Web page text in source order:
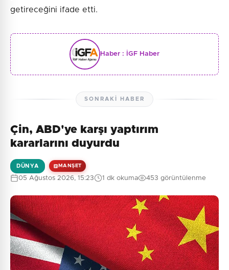
getireceğini ifade etti.
Haber : İGF Haber
SONRAKI HABER
Çin, ABD'ye karşı yaptırım
kararlarını duyurdu
DÜNYA MANŞET
05 Ağustos 2026, 15:23 1 dk okuma 453 görüntülenme